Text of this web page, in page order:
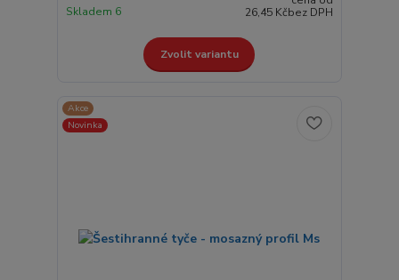
26,45 Kčbez DPH
Skladem 6
Zvolit variantu
Akce
Novinka